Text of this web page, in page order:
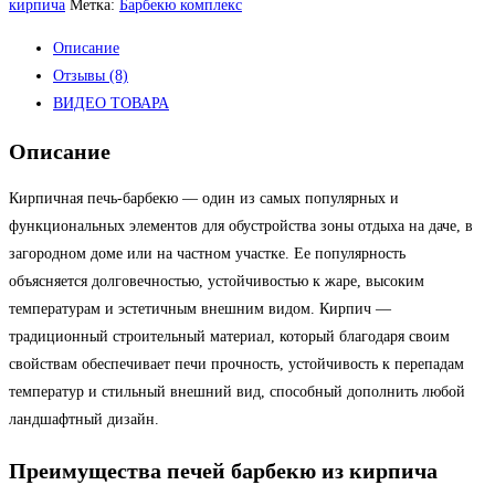
кирпича Метка: Барбекю комплекс
Описание
Отзывы (8)
ВИДЕО ТОВАРА
Описание
Кирпичная печь-барбекю — один из самых популярных и
функциональных элементов для обустройства зоны отдыха на даче, в
загородном доме или на частном участке. Ее популярность
объясняется долговечностью, устойчивостью к жаре, высоким
температурам и эстетичным внешним видом. Кирпич —
традиционный строительный материал, который благодаря своим
свойствам обеспечивает печи прочность, устойчивость к перепадам
температур и стильный внешний вид, способный дополнить любой
ландшафтный дизайн.
Преимущества печей барбекю из кирпича